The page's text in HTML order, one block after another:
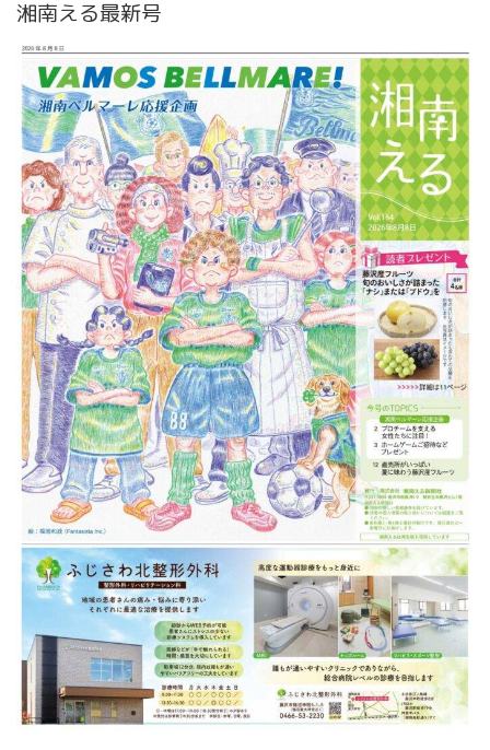
湘南える最新号